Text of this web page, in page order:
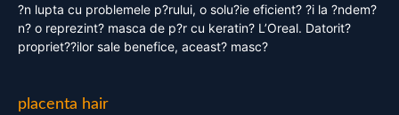
?n lupta cu problemele p?rului, o solu?ie eficient? ?i la ?ndem?
n? o reprezint? masca de p?r cu keratin? L’Oreal. Datorit?
propriet??ilor sale benefice, aceast? masc?
placenta hair